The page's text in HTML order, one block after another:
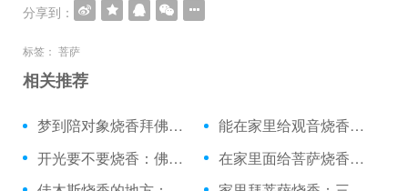
分享到：
标签： 菩萨
相关推荐
梦到陪对象烧香拜佛：烧香的时候差点摔了
能在家里给观音烧香吗：月经来能上庙里烧香
开光要不要烧香：佛教初一十五烧香佛歌
在家里面给菩萨烧香：可以白天烧香吗